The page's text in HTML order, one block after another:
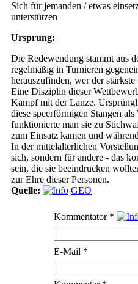
Sich für jemanden / etwas
unterstützen
Ursprung:
Die Redewendung stammt aus
regelmäßig in Turnieren
herauszufinden, wer der
Eine Disziplin dieser
Kampf mit der Lanze.
diese speerförmigen Stangen als
funktionierte man sie zu
zum Einsatz kamen und
In der mittelalterlichen
sich, sondern für andere - das
sein, die sie beeindrucken
zur Ehre dieser Personen.
Quelle:
GEO
Kommentator *
E-Mail *